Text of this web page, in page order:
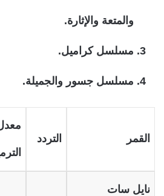
والمتعة والإثارة.
مسلسل كراميل.
مسلسل جسور والجميلة.
القمر التردد
نايل سات